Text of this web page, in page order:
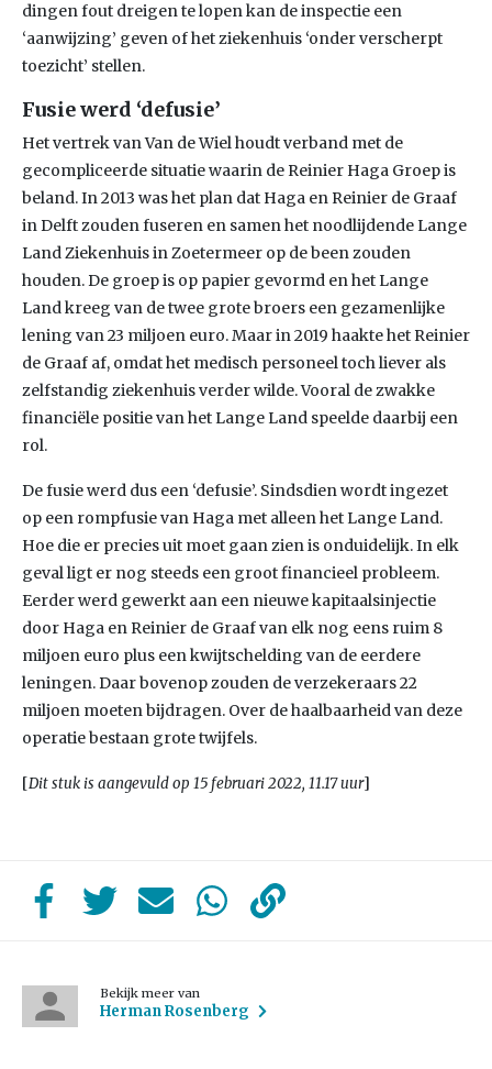
dingen fout dreigen te lopen kan de inspectie een
‘aanwijzing’ geven of het ziekenhuis ‘onder verscherpt
toezicht’ stellen.
Fusie werd ‘defusie’
Het vertrek van Van de Wiel houdt verband met de
gecompliceerde situatie waarin de Reinier Haga Groep is
beland. In 2013 was het plan dat Haga en Reinier de Graaf
in Delft zouden fuseren en samen het noodlijdende Lange
Land Ziekenhuis in Zoetermeer op de been zouden
houden. De groep is op papier gevormd en het Lange
Land kreeg van de twee grote broers een gezamenlijke
lening van 23 miljoen euro. Maar in 2019 haakte het Reinier
de Graaf af, omdat het medisch personeel toch liever als
zelfstandig ziekenhuis verder wilde. Vooral de zwakke
financiële positie van het Lange Land speelde daarbij een
rol.
De fusie werd dus een ‘defusie’. Sindsdien wordt ingezet
op een rompfusie van Haga met alleen het Lange Land.
Hoe die er precies uit moet gaan zien is onduidelijk. In elk
geval ligt er nog steeds een groot financieel probleem.
Eerder werd gewerkt aan een nieuwe kapitaalsinjectie
door Haga en Reinier de Graaf van elk nog eens ruim 8
miljoen euro plus een kwijtschelding van de eerdere
leningen. Daar bovenop zouden de verzekeraars 22
miljoen moeten bijdragen. Over de haalbaarheid van deze
operatie bestaan grote twijfels.
[Dit stuk is aangevuld op 15 februari 2022, 11.17 uur]
Bekijk meer van
Herman Rosenberg